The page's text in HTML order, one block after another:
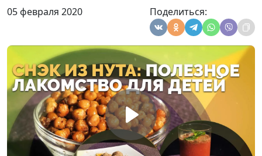
05 февраля 2020 Поделиться:
Овсяно-кокосовое печенье и
Вероника
Вавилова
#73
Пасуц толма
Амирян
#72
Суп «Крчик» и яичница с
помидорами и сыром
Мариам
Амирян
Тыквенный тарт
Елена
Солдатова
#70